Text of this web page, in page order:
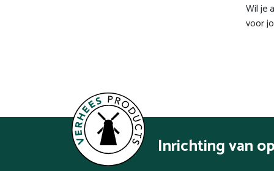
Wil je
voor
Inrichting van